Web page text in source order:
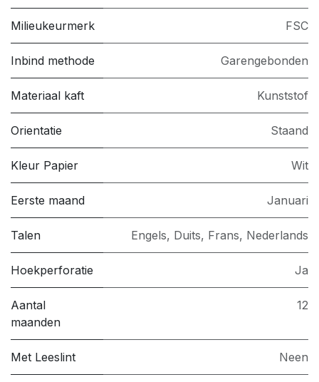
Milieukeurmerk FSC
Inbind methode Garengebonden
Materiaal kaft Kunststof
Orientatie Staand
Kleur Papier Wit
Eerste maand Januari
Talen Engels, Duits, Frans, Nederlands
Hoekperforatie Ja
Aantal
maanden
12
Met Leeslint Neen